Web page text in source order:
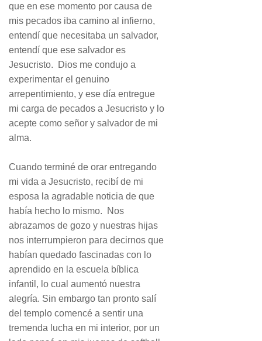
que en ese momento por causa de
mis pecados iba camino al infierno,
entendí que necesitaba un salvador,
entendí que ese salvador es
Jesucristo. Dios me condujo a
experimentar el genuino
arrepentimiento, y ese día entregue
mi carga de pecados a Jesucristo y lo
acepte como señor y salvador de mi
alma.
Cuando terminé de orar entregando
mi vida a Jesucristo, recibí de mi
esposa la agradable noticia de que
había hecho lo mismo. Nos
abrazamos de gozo y nuestras hijas
nos interrumpieron para decirnos que
habían quedado fascinadas con lo
aprendido en la escuela bíblica
infantil, lo cual aumentó nuestra
alegría. Sin embargo tan pronto salí
del templo comencé a sentir una
tremenda lucha en mi interior, por un